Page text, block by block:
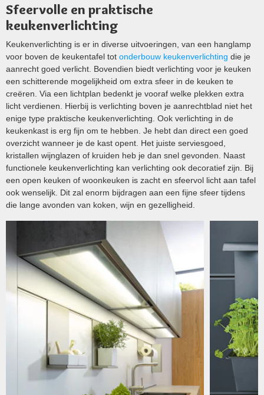
Sfeervolle en praktische
keukenverlichting
Keukenverlichting is er in diverse uitvoeringen, van een hanglamp
voor boven de keukentafel tot onderbouw keukenverlichting die je
aanrecht goed verlicht. Bovendien biedt verlichting voor je keuken
een schitterende mogelijkheid om extra sfeer in de keuken te
creëren. Via een lichtplan bedenkt je vooraf welke plekken extra
licht verdienen. Hierbij is verlichting boven je aanrechtblad niet het
enige type praktische keukenverlichting. Ook verlichting in de
keukenkast is erg fijn om te hebben. Je hebt dan direct een goed
overzicht wanneer je de kast opent. Het juiste serviesgoed,
kristallen wijnglazen of kruiden heb je dan snel gevonden. Naast
functionele keukenverlichting kan verlichting ook decoratief zijn. Bij
een open keuken of woonkeuken is zacht en sfeervol licht aan tafel
ook wenselijk. Dit zal enorm bijdragen aan een fijne sfeer tijdens
die lange avonden van koken, wijn en gezelligheid.